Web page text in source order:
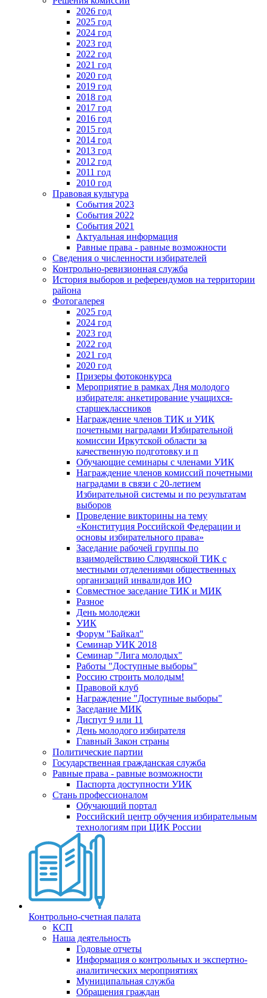
2026 год
2025 год
2024 год
2023 год
2022 год
2021 год
2020 год
2019 год
2018 год
2017 год
2016 год
2015 год
2014 год
2013 год
2012 год
2011 год
2010 год
Правовая культура
События 2023
События 2022
События 2021
Актуальная информация
Равные права - равные возможности
Сведения о численности избирателей
Контрольно-ревизионная служба
История выборов и референдумов на территории
района
Фотогалерея
2025 год
2024 год
2023 год
2022 год
2021 год
2020 год
Призеры фотоконкурса
Мероприятие в рамках Дня молодого
избирателя: анкетирование учащихся-
старшеклассников
Награждение членов ТИК и УИК
почетными наградами Избирательной
комиссии Иркутской области за
качественную подготовку и п
Обучающие семинары с членами УИК
Награждение членов комиссий почетными
наградами в связи с 20-летием
Избирательной системы и по результатам
выборов
Проведение викторины на тему
«Конституция Российской Федерации и
основы избирательного права»
Заседание рабочей группы по
взаимодействию Слюдянской ТИК с
местными отделениями общественных
организаций инвалидов ИО
Совместное заседание ТИК и МИК
Разное
День молодежи
УИК
Форум "Байкал"
Семинар УИК 2018
Семинар "Лига молодых"
Работы "Доступные выборы"
Россию строить молодым!
Правовой клуб
Награждение "Доступные выборы"
Заседание МИК
Диспут 9 или 11
День молодого избирателя
Главный Закон страны
Политические партии
Государственная гражданская служба
Равные права - равные возможности
Паспорта доступности УИК
Стань профессионалом
Обучающий портал
Российский центр обучения избирательным
технологиям при ЦИК России
Контрольно-счетная палата
КСП
Наша деятельность
Годовые отчеты
Информация о контрольных и экспертно-
аналитических мероприятиях
Муниципальная служба
Обращения граждан